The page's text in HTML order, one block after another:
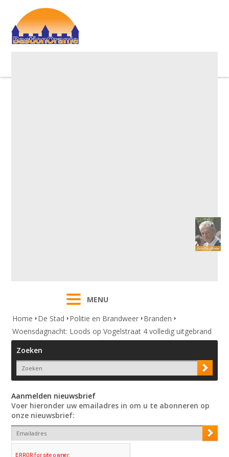
MENU
Home
De Stad Politie en Brandweer Branden
Woensdagnacht: Loods op Vogelstraat 4 volledig uitgebrand
Zoeken
Aanmelden nieuwsbrief
Voer hieronder uw emailadres in om u te abonneren op
onze nieuwsbrief: